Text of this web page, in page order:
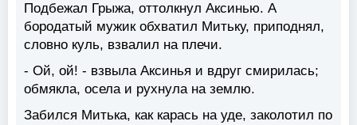
Подбежал Грыжа, оттолкнул Аксинью. А
бородатый мужик обхватил Митьку, приподнял,
словно куль, взвалил на плечи.
- Ой, ой! - взвыла Аксинья и вдруг смирилась;
обмякла, осела и рухнула на землю.
Забился Митька, как карась на уде, заколотил по